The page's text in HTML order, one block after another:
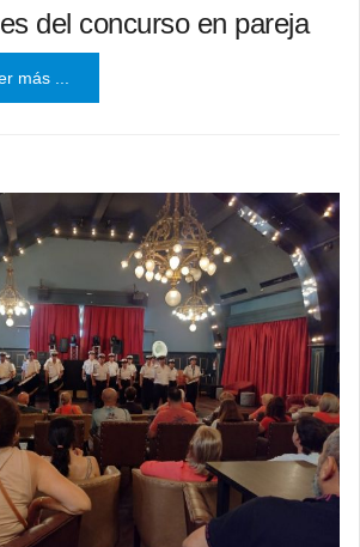
del concurso en pareja
más ...